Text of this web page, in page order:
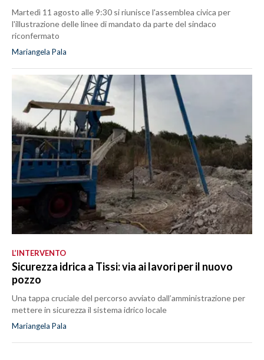
Martedì 11 agosto alle 9:30 si riunisce l'assemblea civica per
l'illustrazione delle linee di mandato da parte del sindaco
riconfermato
Mariangela Pala
L’INTERVENTO
Sicurezza idrica a Tissi: via ai lavori per il nuovo
pozzo
Una tappa cruciale del percorso avviato dall’amministrazione per
mettere in sicurezza il sistema idrico locale
Mariangela Pala